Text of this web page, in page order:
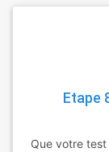
Etape
Que votre